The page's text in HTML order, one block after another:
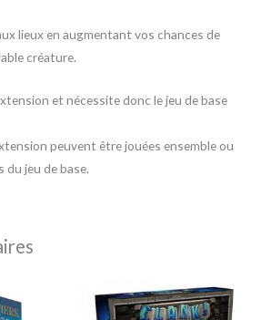
lieux en augmentant vos chances de
créature.
et nécessite donc le jeu de base
peuvent être jouées ensemble ou
du jeu de base.